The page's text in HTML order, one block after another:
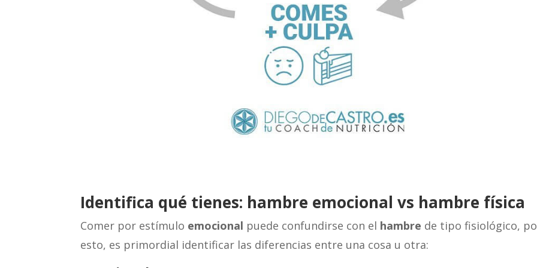
Identifica qué tienes: hambre emocional vs hambre física
Comer por estímulo emocional puede confundirse con el hambre de tipo fisiológico,
esto, es primordial identificar las diferencias entre una cosa u otra: